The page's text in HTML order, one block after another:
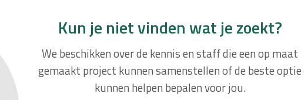
Kun je niet vinden wat je zoekt?
We beschikken over de kennis en staff die een op maat
gemaakt project kunnen samenstellen of de beste optie
kunnen helpen bepalen voor jou.